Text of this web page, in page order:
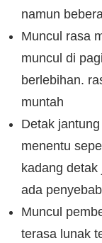
namun
Muncul rasa
muncul di
berlebihan.
muntah
Detak
menentu
kadang
ada
Muncul
terasa lunak